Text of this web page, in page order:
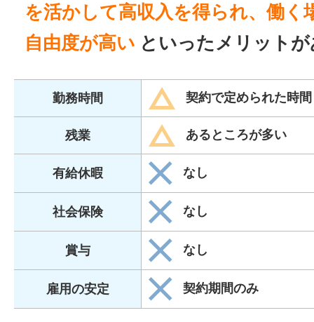
を活かして高収入を得られ、働く
自由度が高い といったメリット
勤務時間 契約で定められた時間
残業 あるところが多い
有給休暇 なし
社会保険 なし
賞与 なし
雇用の安定 契約期間のみ